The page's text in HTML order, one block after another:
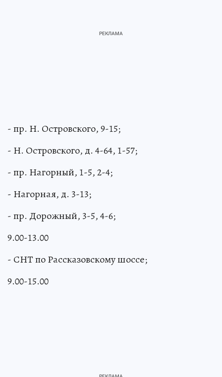
- пр. Н. Островского, 9-15;
- Н. Островского, д. 4-64, 1-57;
- пр. Нагорный, 1-5, 2-4;
- Нагорная, д. 3-13;
- пр. Дорожный, 3-5, 4-6;
9.00-13.00
- СНТ по Рассказовскому шоссе;
9.00-15.00